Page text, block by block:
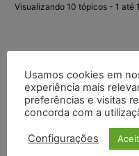
Visualizando 10 tópicos - 1 até
Usamos cookies em
experiência mais
preferências e visitas
concorda com a
Configurações